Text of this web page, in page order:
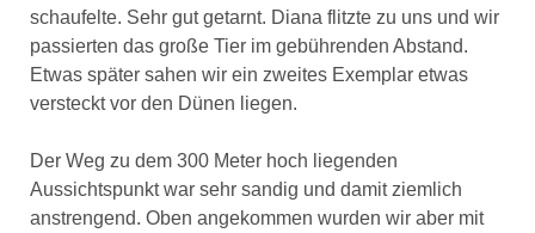
schaufelte. Sehr gut getarnt. Diana flitzte zu uns und wir
passierten das große Tier im gebührenden Abstand.
Etwas später sahen wir ein zweites Exemplar etwas
versteckt vor den Dünen liegen.
Der Weg zu dem 300 Meter hoch liegenden
Aussichtspunkt war sehr sandig und damit ziemlich
anstrengend. Oben angekommen wurden wir aber mit